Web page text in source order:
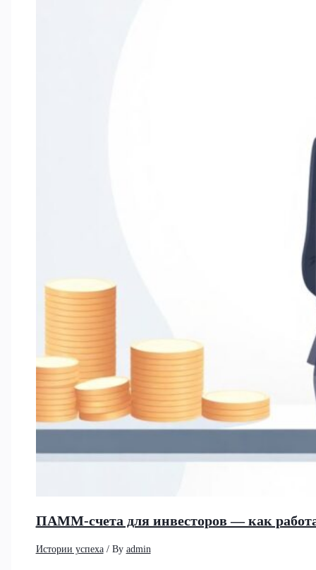
ПАММ-счета для инвесторов — как
Истории успеха/ By admin